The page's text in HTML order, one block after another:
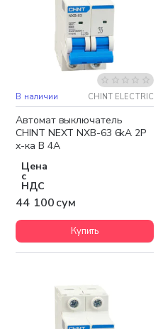
В наличии CHINT ELECTRIC
Автомат выключатель
CHINT NEXT NXB-63 6kA 2P
х-ка B 4A
Цена
с
НДС
44 100 сум
Купить